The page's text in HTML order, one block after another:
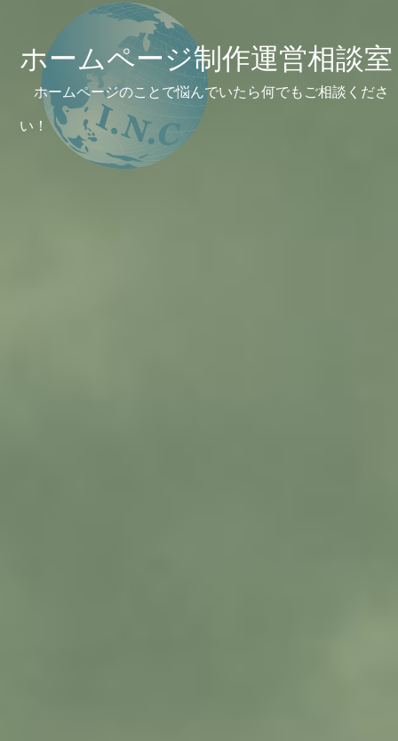
ホームページ制作運営相談室
ホームページのことで悩んでいたら何でもご相談くださ
い！